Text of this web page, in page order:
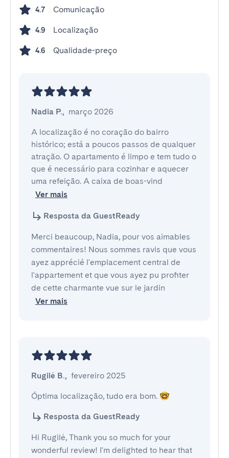
4.7 Comunicação
4.9 Localização
4.6 Qualidade-preço
Nadia P., março 2026
A localização é no coração do bairro
histórico; está a poucos passos de qualquer
atração. O apartamento é limpo e tem tudo o
que é necessário para cozinhar e aquecer
uma refeição. A caixa de boas-vind
Ver mais
Resposta da GuestReady
Merci beaucoup, Nadia, pour vos aimables
commentaires! Nous sommes ravis que vous
ayez apprécié l'emplacement central de
l'appartement et que vous ayez pu profiter
de cette charmante vue sur le jardin
Ver mais
Rugilė B., fevereiro 2025
Óptima localização, tudo era bom. 🤓
Resposta da GuestReady
Hi Rugilė, Thank you so much for your
wonderful review! I'm delighted to hear that